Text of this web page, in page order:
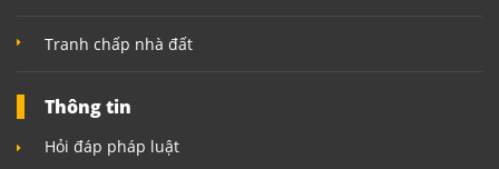
Tranh chấp nhà đất
Thông tin
Hỏi đáp pháp luật